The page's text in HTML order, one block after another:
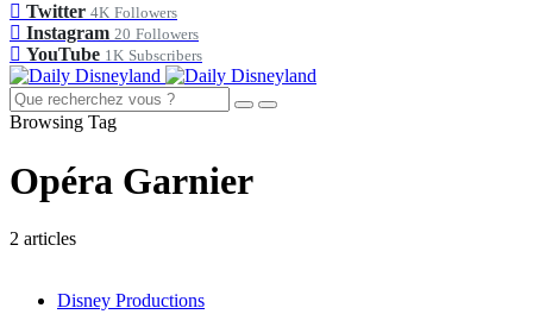
Twitter 4K Followers
Instagram 20 Followers
YouTube 1K Subscribers
Browsing Tag
Opéra Garnier
2 articles
Disney Productions